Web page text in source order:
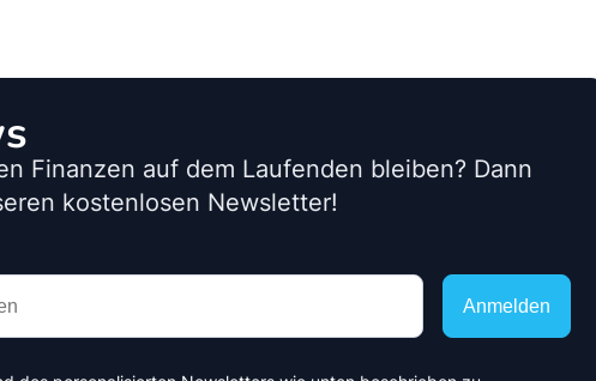
Finanzen auf dem Laufenden bleiben? Dann
kostenlosen Newsletter!
Anmelden